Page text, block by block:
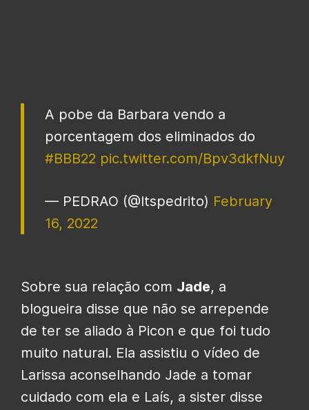
A pobe da Barbara vendo a
porcentagem dos eliminados do
#BBB22 pic.twitter.com/Bpv3dkfNuy
— PEDRAO (@Itspedrito) February
16, 2022
Sobre sua relação com Jade, a
blogueira disse que não se arrepende
de ter se aliado à Picon e que foi tudo
muito natural. Ela assistiu o vídeo de
Larissa aconselhando Jade a tomar
cuidado com ela e Laís, a sister disse